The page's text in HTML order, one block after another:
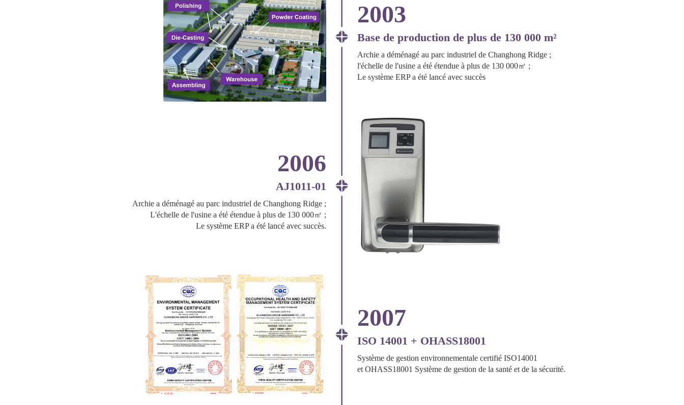
2003
Base de production de plus de 130 000 m²
Archie a déménagé au parc industriel de Changhong Ridge ;
l'échelle de l'usine a été étendue à plus de 130 000㎡ ;
Le système ERP a été lancé avec succès
2006
AJ1011-01
Archie a déménagé au parc industriel de Changhong Ridge ;
L'échelle de l'usine a été étendue à plus de 130 000㎡ ;
Le système ERP a été lancé avec succès.
2007
ISO 14001 + OHASS18001
Système de gestion environnementale certifié ISO14001
et OHASS18001 Système de gestion de la santé et de la sécurité.